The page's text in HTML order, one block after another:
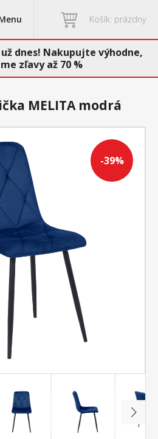
Košík: prázdny
dnes! Nakupujte výhodne,
zľavy až 70 %
-39%
MELITA modrá